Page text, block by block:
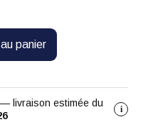
panier
— livraison estimée du
i